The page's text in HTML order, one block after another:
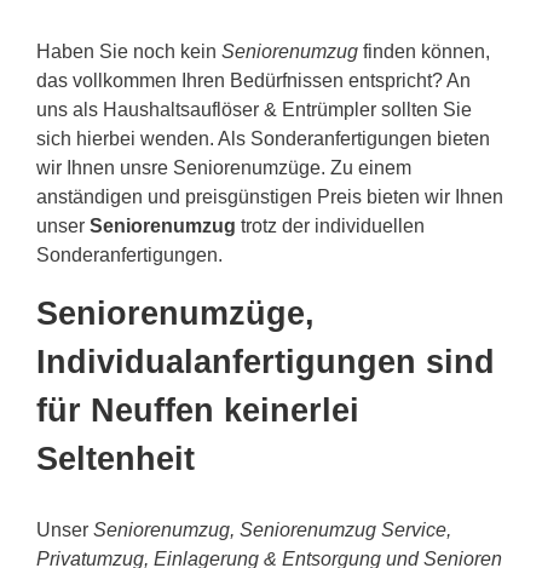
Haben Sie noch kein Seniorenumzug finden können,
das vollkommen Ihren Bedürfnissen entspricht? An
uns als Haushaltsauflöser & Entrümpler sollten Sie
sich hierbei wenden. Als Sonderanfertigungen bieten
wir Ihnen unsre Seniorenumzüge. Zu einem
anständigen und preisgünstigen Preis bieten wir Ihnen
unser Seniorenumzug trotz der individuellen
Sonderanfertigungen.
Seniorenumzüge,
Individualanfertigungen sind
für Neuffen keinerlei
Seltenheit
Unser Seniorenumzug, Seniorenumzug Service,
Privatumzug, Einlagerung & Entsorgung und Senioren